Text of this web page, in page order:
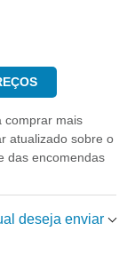
comprar mais
atualizado sobre o
das encomendas
deseja enviar